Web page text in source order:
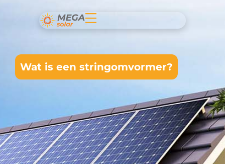
Wat is een stringomvormer?